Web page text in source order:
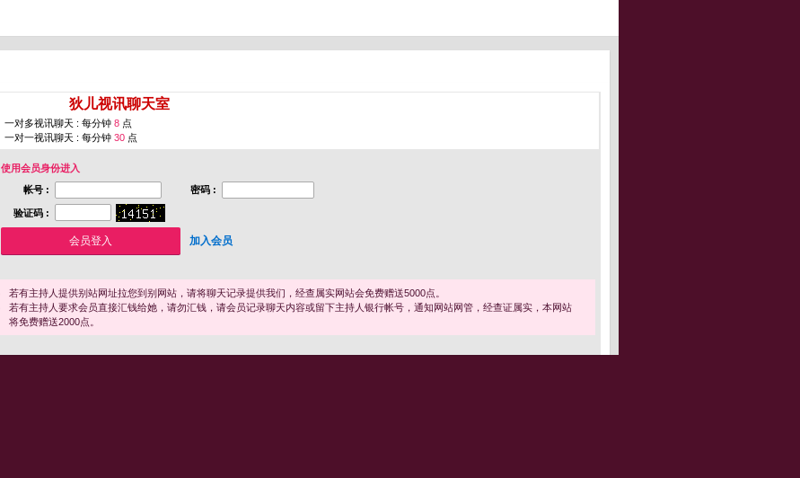
狄儿视讯聊天室
一对多视讯聊天 : 每分钟 8 点
一对一视讯聊天 : 每分钟 30 点
使用会员身份进入
帐号 :
密码 :
验证码 :
加入会员
若有主持人提供别站网址拉您到别网站，请将聊天记录提供我们，经查属实网站会免费赠送5000点。
若有主持人要求会员直接汇钱给她，请勿汇钱，请会员记录聊天内容或留下主持人银行帐号，通知网站网管，经查证属实，本网站
将免费赠送2000点。